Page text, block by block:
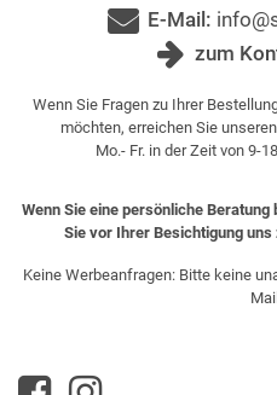
E-Mail:
zum
Wenn Sie Fragen zu Ihrer
möchten, erreichen Sie
Mo.- Fr. in der Zeit von 9-
Wenn Sie eine persönliche
Sie vor Ihrer Besichtigung
Keine Werbeanfragen: Bitte keine